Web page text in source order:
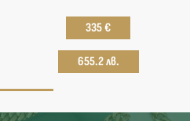
335 €
655.2 лв.